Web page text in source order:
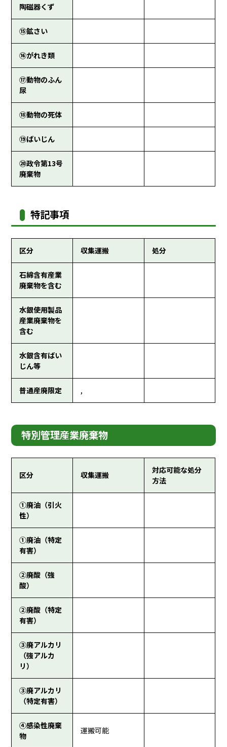
陶磁器くず
⑮鉱さい
⑯がれき類
⑰動物のふん
尿
⑱動物の死体
⑲ばいじん
⑳政令第13号
廃棄物
特記事項
区分 収集運搬 処分
石綿含有産業
廃棄物を含む
水銀使用製品
産業廃棄物を
含む
水銀含有ばい
じん等
普通産廃限定 ,
特別管理産業廃棄物
区分 収集運搬
対応可能な処分
方法
①廃油（引火
性）
①廃油（特定
有害）
②廃酸（強
酸）
②廃酸（特定
有害）
③廃アルカリ
（強アルカ
リ）
③廃アルカリ
（特定有害）
④感染性廃棄
物
運搬可能